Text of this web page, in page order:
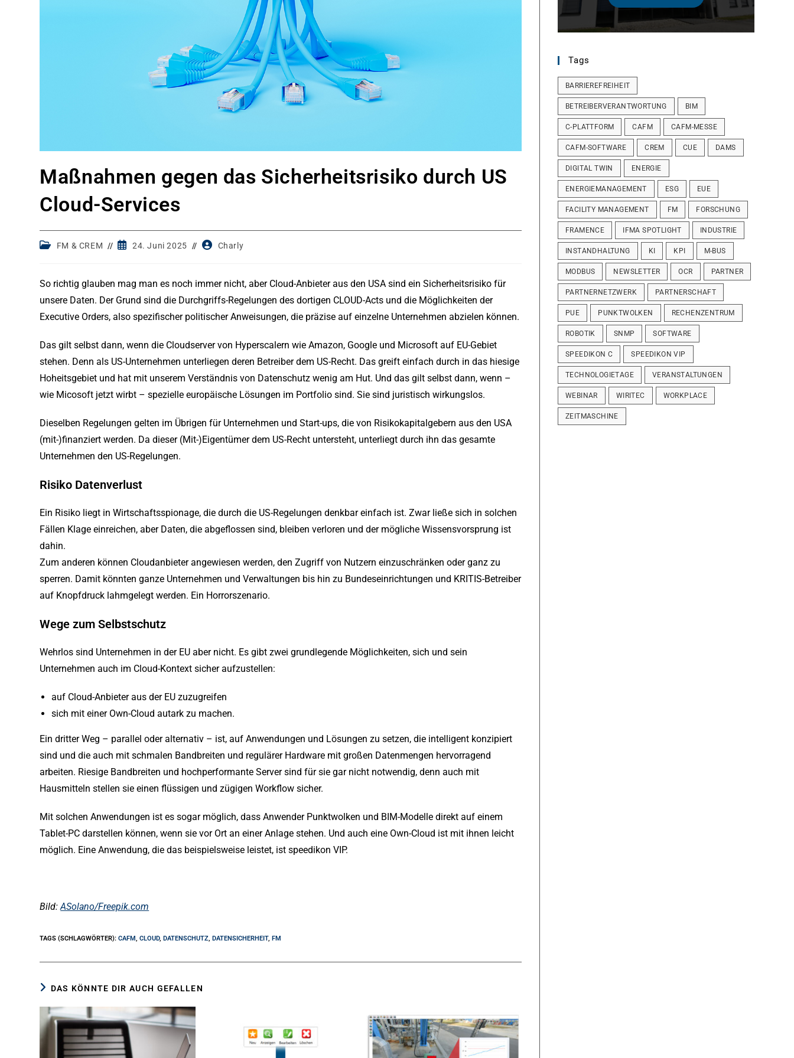
Maßnahmen gegen das Sicherheitsrisiko durch US
Cloud-Services
PostFM & CREM
Post24. Juni 2025
PostCharly
So richtig glauben mag man es noch immer nicht, aber Cloud-Anbieter aus den USA sind ein Sicherheitsrisiko für
unsere Daten. Der Grund sind die Durchgriffs-Regelungen des dortigen CLOUD-Acts und die Möglichkeiten der
Executive Orders, also spezifischer politischer Anweisungen, die präzise auf einzelne Unternehmen abzielen können.
Das gilt selbst dann, wenn die Cloudserver von Hyperscalern wie Amazon, Google und Microsoft auf EU-Gebiet
stehen. Denn als US-Unternehmen unterliegen deren Betreiber dem US-Recht. Das greift einfach durch in das hiesige
Hoheitsgebiet und hat mit unserem Verständnis von Datenschutz wenig am Hut. Und das gilt selbst dann, wenn –
wie Micosoft jetzt wirbt – spezielle europäische Lösungen im Portfolio sind. Sie sind juristisch wirkungslos.
Dieselben Regelungen gelten im Übrigen für Unternehmen und Start-ups, die von Risikokapitalgebern aus den USA
(mit-)finanziert werden. Da dieser (Mit-)Eigentümer dem US-Recht untersteht, unterliegt durch ihn das gesamte
Unternehmen den US-Regelungen.
Risiko Datenverlust
Ein Risiko liegt in Wirtschaftsspionage, die durch die US-Regelungen denkbar einfach ist. Zwar ließe sich in solchen
Fällen Klage einreichen, aber Daten, die abgeflossen sind, bleiben verloren und der mögliche Wissensvorsprung ist
dahin.
Zum anderen können Cloudanbieter angewiesen werden, den Zugriff von Nutzern einzuschränken oder ganz zu
sperren. Damit könnten ganze Unternehmen und Verwaltungen bis hin zu Bundeseinrichtungen und KRITIS-Betreiber
auf Knopfdruck lahmgelegt werden. Ein Horrorszenario.
Wege zum Selbstschutz
Wehrlos sind Unternehmen in der EU aber nicht. Es gibt zwei grundlegende Möglichkeiten, sich und sein
Unternehmen auch im Cloud-Kontext sicher aufzustellen:
auf Cloud-Anbieter aus der EU zuzugreifen
sich mit einer Own-Cloud autark zu machen.
Ein dritter Weg – parallel oder alternativ – ist, auf Anwendungen und Lösungen zu setzen, die intelligent konzipiert
sind und die auch mit schmalen Bandbreiten und regulärer Hardware mit großen Datenmengen hervorragend
arbeiten. Riesige Bandbreiten und hochperformante Server sind für sie gar nicht notwendig, denn auch mit
Hausmitteln stellen sie einen flüssigen und zügigen Workflow sicher.
Mit solchen Anwendungen ist es sogar möglich, dass Anwender Punktwolken und BIM-Modelle direkt auf einem
Tablet-PC darstellen können, wenn sie vor Ort an einer Anlage stehen. Und auch eine Own-Cloud ist mit ihnen leicht
möglich. Eine Anwendung, die das beispielsweise leistet, ist speedikon VIP.
Bild:ASolano/Freepik.com
TAGS (SCHLAGWÖRTER):CAFM, CLOUD, DATENSCHUTZ, DATENSICHERHEIT, FM
DAS KÖNNTE DIR AUCH GEFALLEN
Tags
BARRIEREFREIHEIT
BETREIBERVERANTWORTUNG BIM
C-PLATTFORM CAFM CAFM-MESSE
CAFM-SOFTWARE CREM CUE DAMS
DIGITAL TWIN ENERGIE
ENERGIEMANAGEMENT ESG EUE
FACILITY MANAGEMENT FM FORSCHUNG
FRAMENCE IFMA SPOTLIGHT INDUSTRIE
INSTANDHALTUNG KI KPI M-BUS
MODBUS NEWSLETTER OCR PARTNER
PARTNERNETZWERK PARTNERSCHAFT
PUE PUNKTWOLKEN RECHENZENTRUM
ROBOTIK SNMP SOFTWARE
SPEEDIKON C SPEEDIKON VIP
TECHNOLOGIETAGE VERANSTALTUNGEN
WEBINAR WIRITEC WORKPLACE
ZEITMASCHINE